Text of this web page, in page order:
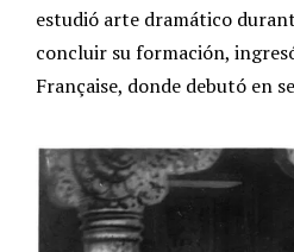
estudió arte dramático
concluir su formación,
Française, donde debutó en